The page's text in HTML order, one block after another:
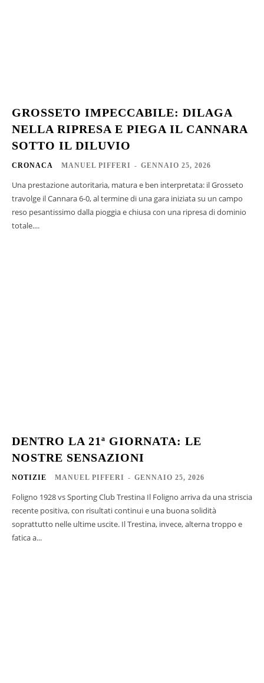
GROSSETO IMPECCABILE: DILAGA
NELLA RIPRESA E PIEGA IL CANNARA
SOTTO IL DILUVIO
CRONACA MANUEL PIFFERI - GENNAIO 25, 2026
Una prestazione autoritaria, matura e ben interpretata: il Grosseto
travolge il Cannara 6-0, al termine di una gara iniziata su un campo
reso pesantissimo dalla pioggia e chiusa con una ripresa di dominio
totale....
DENTRO LA 21ª GIORNATA: LE
NOSTRE SENSAZIONI
NOTIZIE MANUEL PIFFERI - GENNAIO 25, 2026
Foligno 1928 vs Sporting Club Trestina Il Foligno arriva da una striscia
recente positiva, con risultati continui e una buona solidità
soprattutto nelle ultime uscite. Il Trestina, invece, alterna troppo e
fatica a...